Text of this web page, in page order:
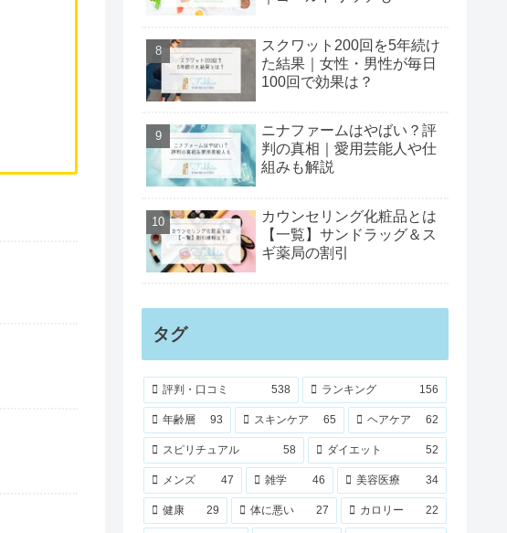
スクワット200回を5年続け
た結果｜女性・男性が毎日
100回で効果は？
ニナファームはやばい？評
判の真相｜愛用芸能人や仕
組みも解説
カウンセリング化粧品とは
【一覧】サンドラッグ＆ス
ギ薬局の割引
タグ
評判・口コミ 538 ランキング 156
年齢層 93 スキンケア 65 ヘアケア 62
スピリチュアル 58 ダイエット 52
メンズ 47 雑学 46 美容医療 34
健康 29 体に悪い 27 カロリー 22